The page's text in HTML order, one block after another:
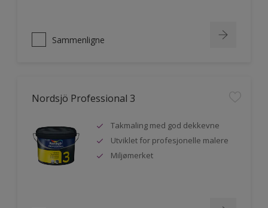
Sammenligne
Nordsjö Professional 3
Takmaling med god dekkevne
Utviklet for profesjonelle malere
Miljømerket